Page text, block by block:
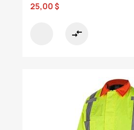
25,00 $
compare_arrows